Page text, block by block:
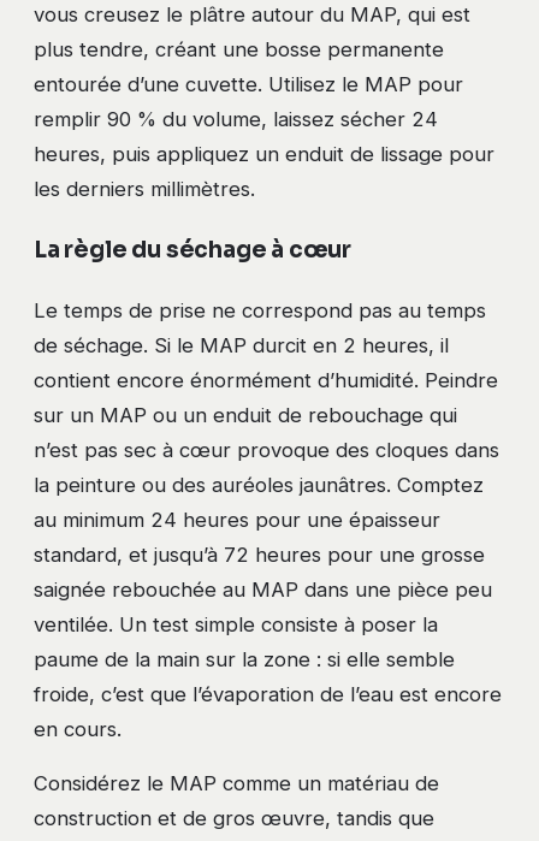
vous creusez le plâtre autour du MAP, qui est
plus tendre, créant une bosse permanente
entourée d’une cuvette. Utilisez le MAP pour
remplir 90 % du volume, laissez sécher 24
heures, puis appliquez un enduit de lissage pour
les derniers millimètres.
La règle du séchage à cœur
Le temps de prise ne correspond pas au temps
de séchage. Si le MAP durcit en 2 heures, il
contient encore énormément d’humidité. Peindre
sur un MAP ou un enduit de rebouchage qui
n’est pas sec à cœur provoque des cloques dans
la peinture ou des auréoles jaunâtres. Comptez
au minimum 24 heures pour une épaisseur
standard, et jusqu’à 72 heures pour une grosse
saignée rebouchée au MAP dans une pièce peu
ventilée. Un test simple consiste à poser la
paume de la main sur la zone : si elle semble
froide, c’est que l’évaporation de l’eau est encore
en cours.
Considérez le MAP comme un matériau de
construction et de gros œuvre, tandis que